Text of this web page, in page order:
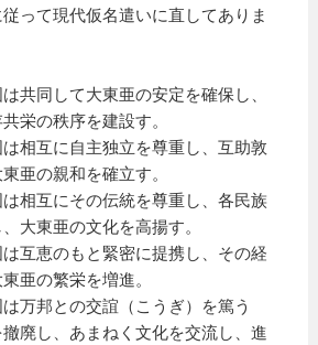
って現代仮名遣いに直してありま
共同して大東亜の安定を確保し、
栄の秩序を建設す。
相互に自主独立を尊重し、互助敦
亜の親和を確立す。
相互にその伝統を尊重し、各民族
大東亜の文化を高揚す。
互恵のもと緊密に提携し、その経
亜の繁栄を増進。
万邦との交誼（こうぎ）を篤う
廃し、あまねく文化を交流し、進